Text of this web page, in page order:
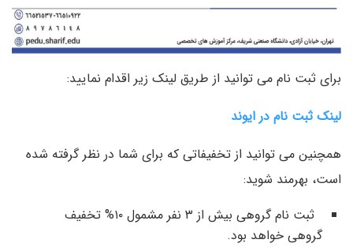
برای ثبت نام می توانید از طریق لینک زیر اقدام نمایید:
لینک ثبت نام در ایوند
همچنین می توانید از تخفیفاتی که برای شما در نظر گرفته شده
است، بهرمند شوید:
ثبت نام گروهی بیش از ۳ نفر مشمول ۱۰% تخفیف
گروهی خواهد بود.